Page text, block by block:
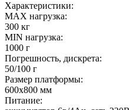
Характеристики:
MAX нагрузка:
300 кг
MIN нагрузка:
1000 г
Погрешность, дискрета:
50/100 г
Размер платформы:
600х800 мм
Питание: